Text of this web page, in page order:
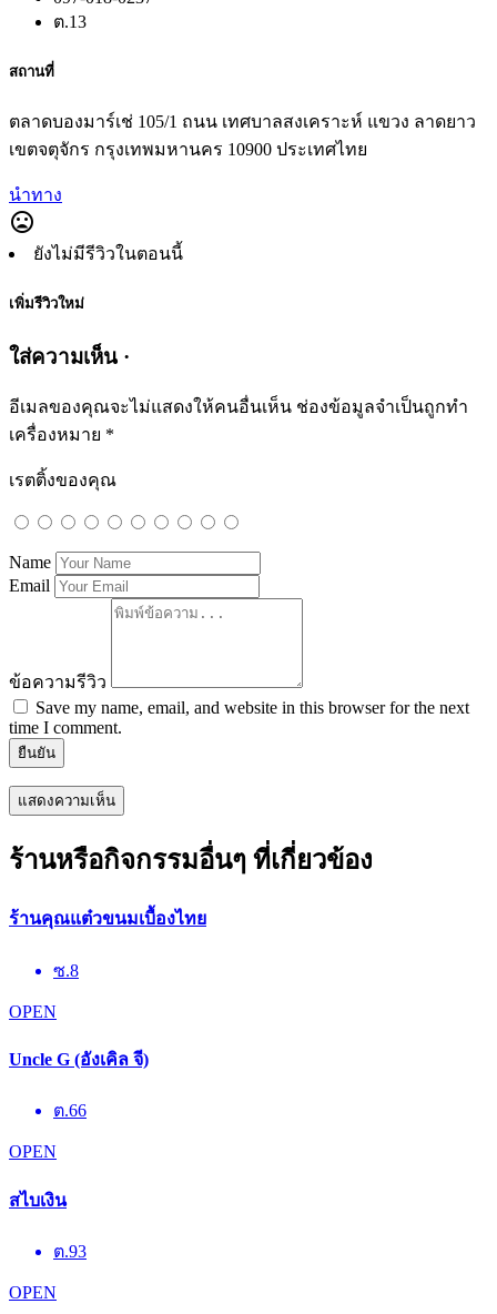
ต.13
สถานที่
ตลาดบองมาร์เช่ 105/1 ถนน เทศบาลสงเคราะห์ แขวง ลาดยาว
เขตจตุจักร กรุงเทพมหานคร 10900 ประเทศไทย
นำทาง
mood_bad
ยังไม่มีรีวิวในตอนนี้
เพิ่มรีวิวใหม่
ใส่ความเห็น ·
อีเมลของคุณจะไม่แสดงให้คนอื่นเห็น ช่องข้อมูลจำเป็นถูกทำ
เครื่องหมาย *
เรตติ้งของคุณ
Name
Email
ข้อความรีวิว
Save my name, email, and website in this browser for the next
time I comment.
ยืนยัน
ร้านหรือกิจกรรมอื่นๆ ที่เกี่ยวข้อง
ร้านคุณแต๋วขนมเบื้องไทย
ซ.8
OPEN
Uncle G (อังเคิล จี)
ต.66
OPEN
สไบเงิน
ต.93
OPEN